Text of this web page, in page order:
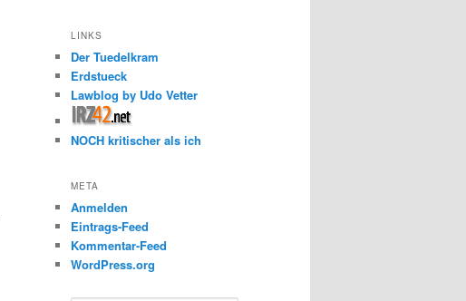
LINKS
Der Tuedelkram
Erdstueck
Lawblog by Udo Vetter
NOCH kritischer als ich
META
Anmelden
Eintrags-Feed
Kommentar-Feed
WordPress.org